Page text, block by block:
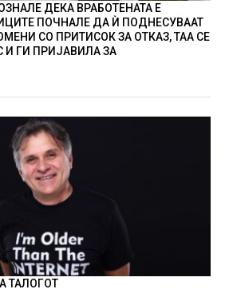
ДЕКА ВРАБОТЕНАТА Е
ПОЧНАЛЕ ДА Ѝ ПОДНЕСУВААТ
СО ПРИТИСОК ЗА ОТКАЗ, ТАА СЕ
И ГИ ПРИЈАВИЛА ЗА
ТАЛОГОТ